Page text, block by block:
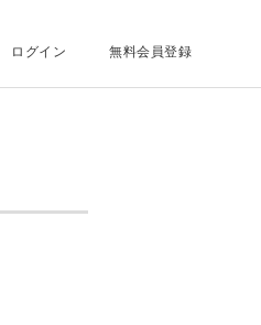
ログイン 無料会員登録